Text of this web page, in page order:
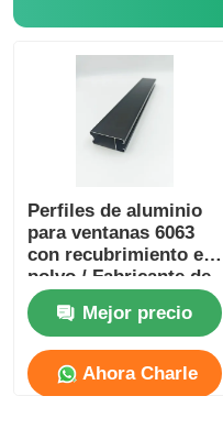
Perfiles de la ventana
Perfiles de Puertas de
Accesorios de
Perfiles de ventana
Perfiles de aluminio
para ventanas 6063
con recubrimiento en
polvo / Fabricante de
perfiles de aluminio
anodizadoMejor precio
Ahora Charle